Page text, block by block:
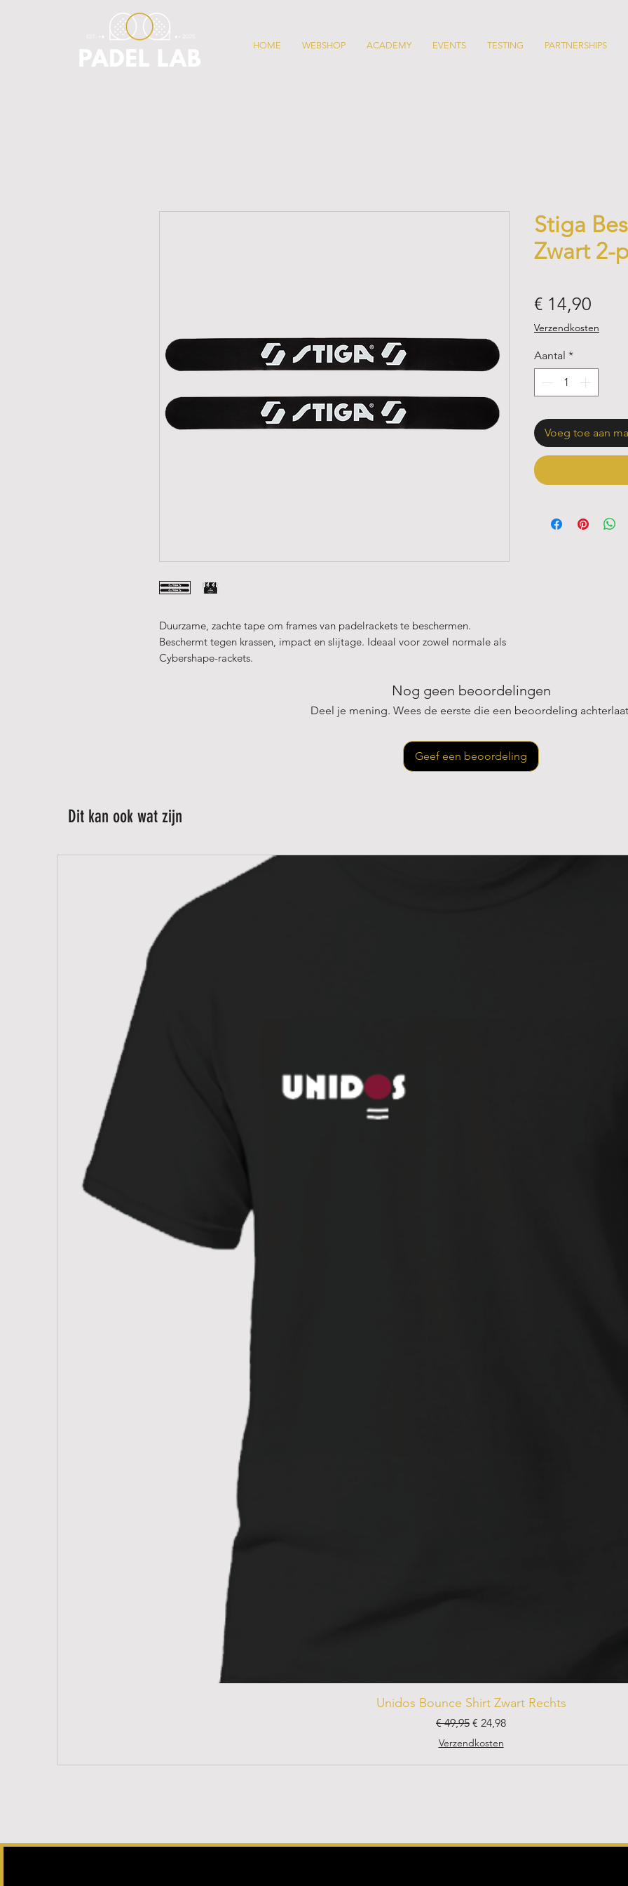
HOME WEBSHOP ACADEMY EVENTS TESTING PARTNERSHIPS
Duurzame, zachte tape om frames van padelrackets te beschermen.
Beschermt tegen krassen, impact en slijtage. Ideaal voor zowel normale als
Cybershape-rackets.
Stiga
Zwart 2-
€ 14,90
Verzendkosten
Aantal *
Voeg toe aan
Nog geen beoordelingen
Deel je mening. Wees de eerste die een beoordeling
Geef een beoordeling
Dit kan ook wat zijn
Unidos Bounce Shirt Zwart Rechts
Normale prijs
€ 49,95 Verkoopprijs
€ 24,98
Verzendkosten